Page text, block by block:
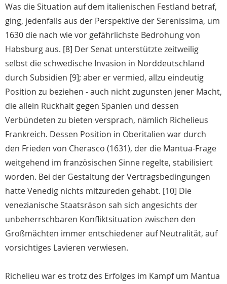
Was die Situation auf dem italienischen Festland betraf,
ging, jedenfalls aus der Perspektive der Serenissima, um
1630 die nach wie vor gefährlichste Bedrohung von
Habsburg aus. [8] Der Senat unterstützte zeitweilig
selbst die schwedische Invasion in Norddeutschland
durch Subsidien [9]; aber er vermied, allzu eindeutig
Position zu beziehen - auch nicht zugunsten jener Macht,
die allein Rückhalt gegen Spanien und dessen
Verbündeten zu bieten versprach, nämlich Richelieus
Frankreich. Dessen Position in Oberitalien war durch
den Frieden von Cherasco (1631), der die Mantua-Frage
weitgehend im französischen Sinne regelte, stabilisiert
worden. Bei der Gestaltung der Vertragsbedingungen
hatte Venedig nichts mitzureden gehabt. [10] Die
venezianische Staatsräson sah sich angesichts der
unbeherrschbaren Konfliktsituation zwischen den
Großmächten immer entschiedener auf Neutralität, auf
vorsichtiges Lavieren verwiesen.
Richelieu war es trotz des Erfolges im Kampf um Mantua